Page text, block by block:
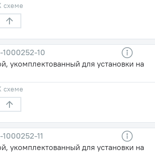
схеме
1000252-10
укомплектованный для установки на
схеме
11
укомплектованный для установки на